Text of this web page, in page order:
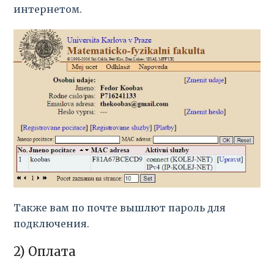
интернетом.
Также вам по почте вышлют пароль для
подключения.
2) Оплата